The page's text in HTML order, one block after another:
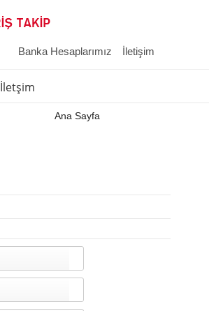
Banka Hesaplarımız İletişim
İletşim
Ana Sayfa